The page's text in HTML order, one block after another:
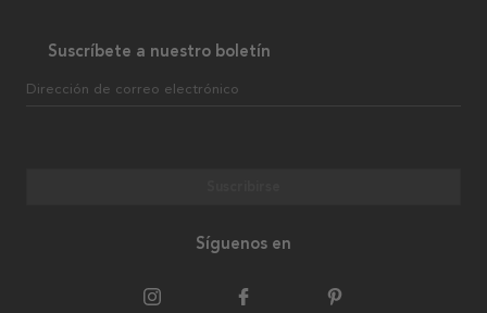
Suscríbete a nuestro boletín
Dirección de correo electrónico
Síguenos en